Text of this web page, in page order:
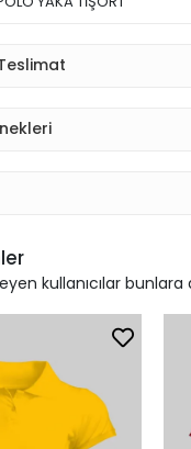
kullanıcılar bunlara